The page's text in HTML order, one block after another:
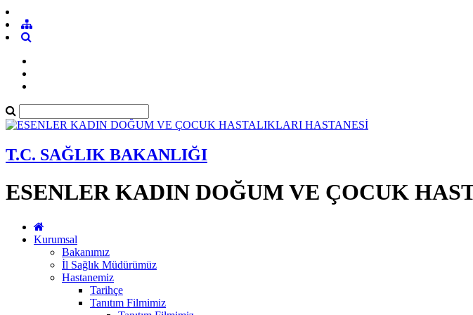
T.C. SAĞLIK BAKANLIĞI
ESENLER KADIN DOĞUM VE ÇOCUK
Kurumsal
Bakanımız
İl Sağlık Müdürümüz
Hastanemiz
Tarihçe
Tanıtım Filmimiz